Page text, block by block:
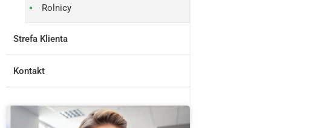
Rolnicy
Strefa Klienta
Kontakt